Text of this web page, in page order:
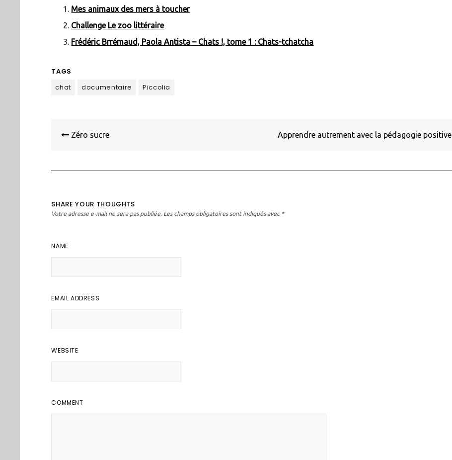
Mes animaux des mers à toucher
Challenge Le zoo littéraire
Frédéric Brrémaud, Paola Antista – Chats !, tome 1 : Chats-tchatcha
TAGS
chat
documentaire Piccolia
de
Zéro sucre Apprendre autrement avec la pédagogie positive
SHARE YOUR THOUGHTS
Votre adresse e-mail ne sera pas publiée. Les champs obligatoires sont indiqués avec *
NAME
EMAIL ADDRESS
WEBSITE
COMMENT